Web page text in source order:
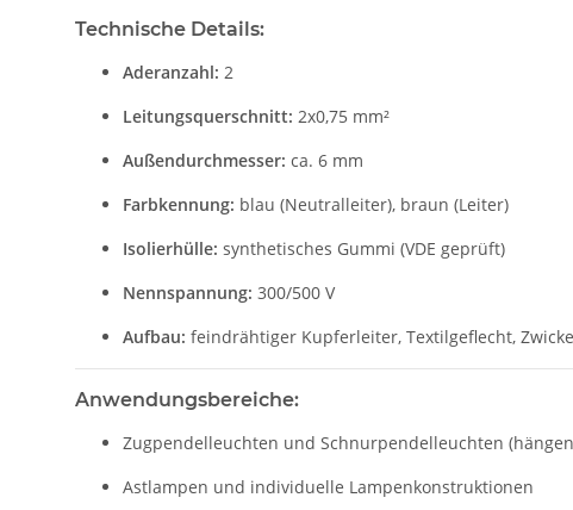
Technische Details:
Aderanzahl: 2
Leitungsquerschnitt: 2x0,75 mm²
Außendurchmesser: ca. 6 mm
Farbkennung: blau (Neutralleiter), braun (Leiter)
Isolierhülle: synthetisches Gummi (VDE geprüft)
Nennspannung: 300/500 V
Aufbau: feindrähtiger Kupferleiter, Textilgeflecht,
Anwendungsbereiche:
Zugpendelleuchten und Schnurpendelleuchten
Astlampen und individuelle Lampenkonstruktionen